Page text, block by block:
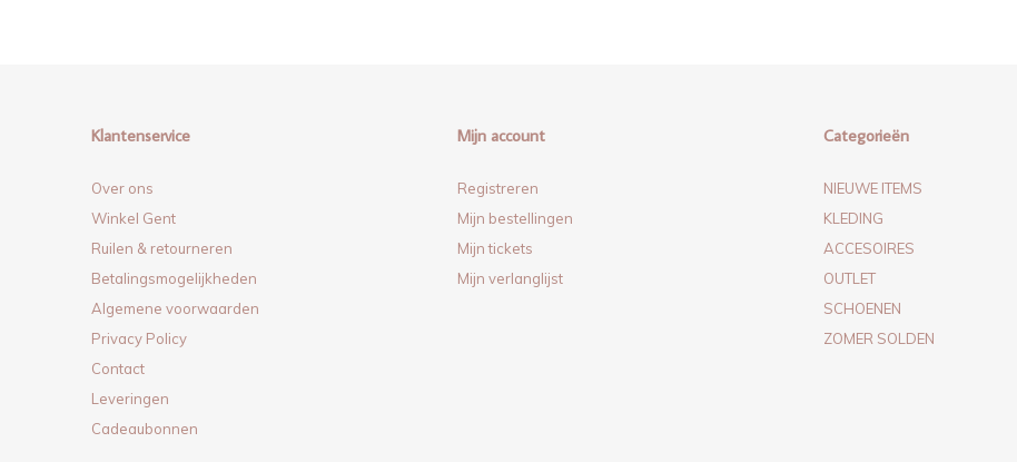
Klantenservice
Over ons
Winkel Gent
Ruilen & retourneren
Betalingsmogelijkheden
Algemene voorwaarden
Privacy Policy
Contact
Leveringen
Cadeaubonnen
Mijn account
Registreren
Mijn bestellingen
Mijn tickets
Mijn verlanglijst
Categorieën
NIEUWE ITEMS
KLEDING
ACCESOIRES
OUTLET
SCHOENEN
ZOMER SOLDEN